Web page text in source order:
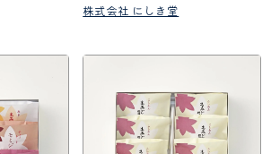
株式会社 にしき堂